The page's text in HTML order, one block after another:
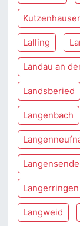
Lalling
Landau an
Landsberied
Langenbach
Langerringen
Langweid